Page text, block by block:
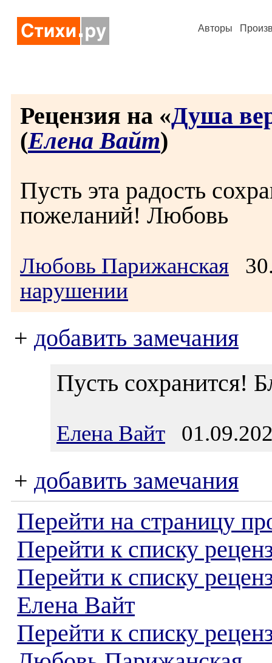
Авторы
Рецензия на «Душа
(Елена Вайт)
Пусть эта радость
пожеланий! Любовь
Любовь Парижанская
нарушении
+ добавить замечания
Пусть сохранится!
Елена Вайт
+ добавить замечания
Перейти на страницу
Перейти к списку
Перейти к списку
Елена Вайт
Перейти к списку